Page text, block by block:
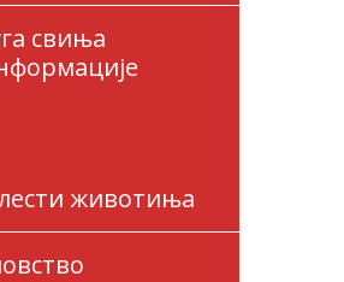
свиња
животиња